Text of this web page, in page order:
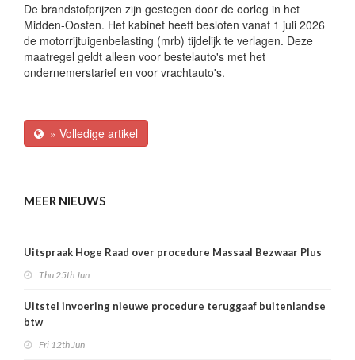
De brandstofprijzen zijn gestegen door de oorlog in het
Midden-Oosten. Het kabinet heeft besloten vanaf 1 juli 2026
de motorrijtuigenbelasting (mrb) tijdelijk te verlagen. Deze
maatregel geldt alleen voor bestelauto's met het
ondernemerstarief en voor vrachtauto's.
» Volledige artikel
MEER NIEUWS
Uitspraak Hoge Raad over procedure Massaal Bezwaar Plus
Thu 25th Jun
Uitstel invoering nieuwe procedure teruggaaf buitenlandse
btw
Fri 12th Jun